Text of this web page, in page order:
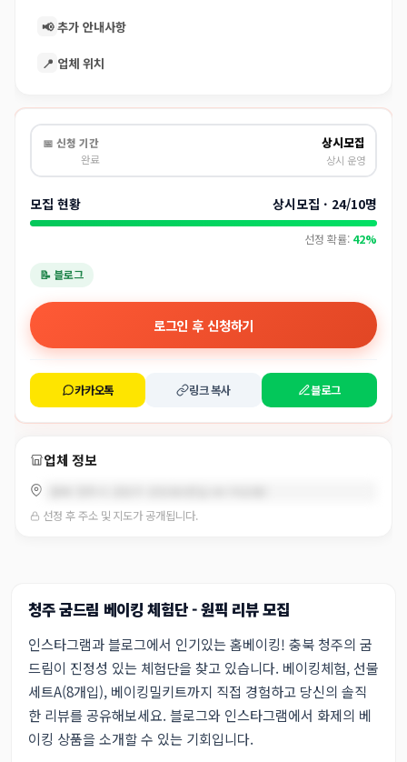
📢 추가 안내사항
📍 업체 위치
📅 신청 기간
완료
상시모집
상시 운영
모집 현황 상시모집 · 24/10명
선정 확률: 42%
📝 블로그
로그인 후 신청하기
카카오톡 링크 복사 블로그
업체 정보
선정 후 주소 및 지도가 공개됩니다.
청주 굼드림 베이킹 체험단 - 원픽 리뷰 모집
인스타그램과 블로그에서 인기있는 홈베이킹! 충북 청주의 굼
드림이 진정성 있는 체험단을 찾고 있습니다. 베이킹체험, 선물
세트A(8개입), 베이킹밀키트까지 직접 경험하고 당신의 솔직
한 리뷰를 공유해보세요. 블로그와 인스타그램에서 화제의 베
이킹 상품을 소개할 수 있는 기회입니다.